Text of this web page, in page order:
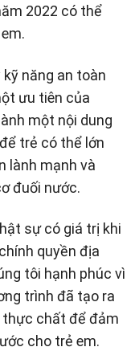
2022 có thể
năng an toàn
ưu tiên của
một nội dung
trẻ có thể lớn
lành mạnh và
đuối nước.
sự có giá trị khi
quyền địa
tôi hạnh phúc vì
trình đã tạo ra
thực chất để đảm
cho trẻ em.